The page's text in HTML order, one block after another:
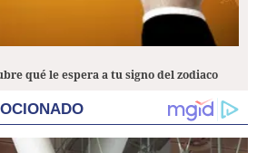
qué le espera a tu signo del zodiaco